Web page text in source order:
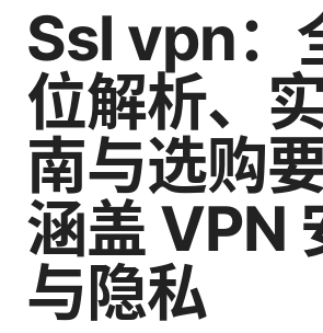
Ssl vpn：
位解析、
南与选购要
涵盖 VPN
与隐私